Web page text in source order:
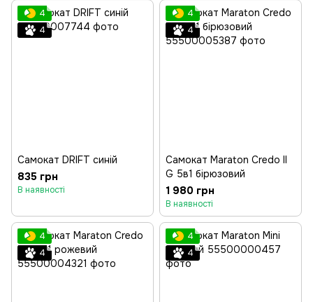
4
4
Самокат DRIFT синій
835 грн
В наявності
4
4
Самокат Maraton Credo II
G 5в1 бірюзовий
1 980 грн
В наявності
4
4
4
4